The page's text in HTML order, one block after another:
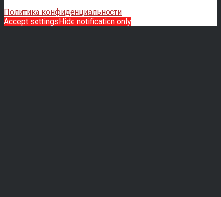
Политика конфиденциальности
Accept settingsHide notification only